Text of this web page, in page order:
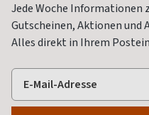
Jede Woche Informationen
Gutscheinen, Aktionen und
Alles direkt in Ihrem